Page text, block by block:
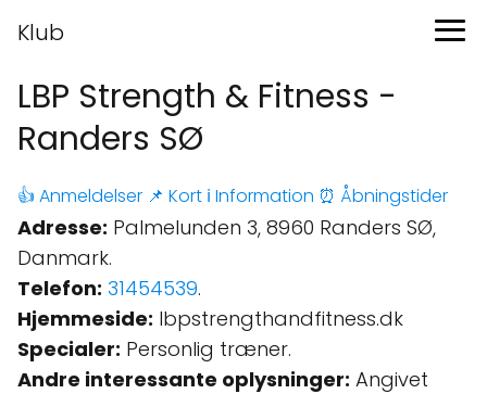
Klub
LBP Strength & Fitness -
Randers SØ
👍 Anmeldelser 📌 Kort ℹ️ Information ⏰ Åbningstider
Adresse: Palmelunden 3, 8960 Randers SØ,
Danmark.
Telefon: 31454539.
Hjemmeside: lbpstrengthandfitness.dk
Specialer: Personlig træner.
Andre interessante oplysninger: Angivet